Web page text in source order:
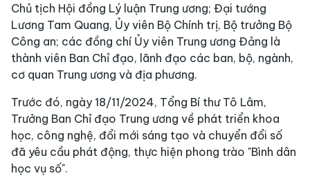
Chủ tịch Hội đồng Lý luận Trung ương; Đại tướng
Lương Tam Quang, Ủy viên Bộ Chính trị, Bộ trưởng Bộ
Công an; các đồng chí Ủy viên Trung ương Đảng là
thành viên Ban Chỉ đạo, lãnh đạo các ban, bộ, ngành,
cơ quan Trung ương và địa phương.
Trước đó, ngày 18/11/2024, Tổng Bí thư Tô Lâm,
Trưởng Ban Chỉ đạo Trung ương về phát triển khoa
học, công nghệ, đổi mới sáng tạo và chuyển đổi số
đã yêu cầu phát động, thực hiện phong trào "Bình dân
học vụ số".